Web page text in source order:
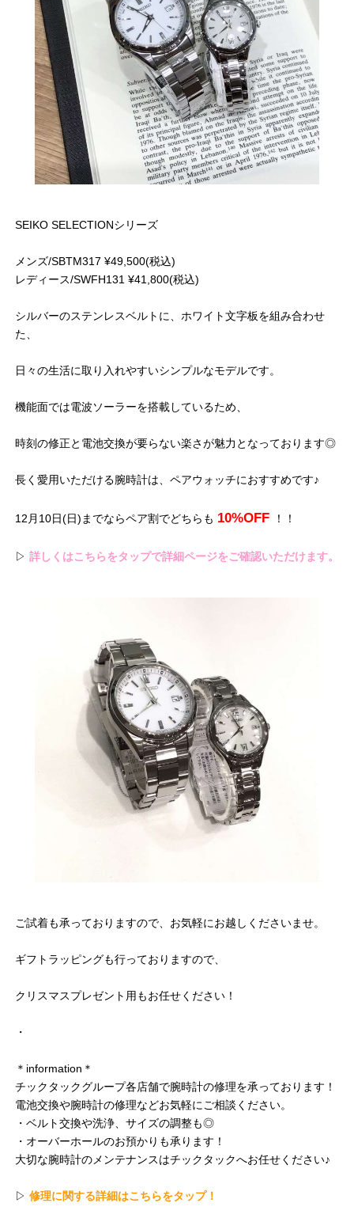
SEIKO SELECTIONシリーズ
メンズ/SBTM317 ¥49,500(税込)
レディース/SWFH131 ¥41,800(税込)
シルバーのステンレスベルトに、ホワイト文字板を組み合わせ
た、
日々の生活に取り入れやすいシンプルなモデルです。
機能面では電波ソーラーを搭載しているため、
時刻の修正と電池交換が要らない楽さが魅力となっております◎
長く愛用いただける腕時計は、ペアウォッチにおすすめです♪
12月10日(日)までならペア割でどちらも 10%OFF ！！
▷ 詳しくはこちらをタップで詳細ページをご確認いただけます。
ご試着も承っておりますので、お気軽にお越しくださいませ。
ギフトラッピングも行っておりますので、
クリスマスプレゼント用もお任せください！
・
＊information＊
チックタックグループ各店舗で腕時計の修理を承っております！
電池交換や腕時計の修理などお気軽にご相談ください。
・ベルト交換や洗浄、サイズの調整も◎
・オーバーホールのお預かりも承ります！
大切な腕時計のメンテナンスはチックタックへお任せください♪
▷ 修理に関する詳細はこちらをタップ！